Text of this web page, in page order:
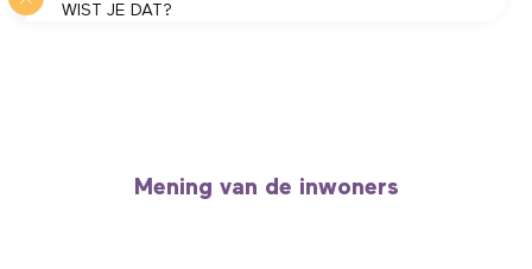
WIST JE DAT?
onderbreking onderweg!
Mening van de inwoners